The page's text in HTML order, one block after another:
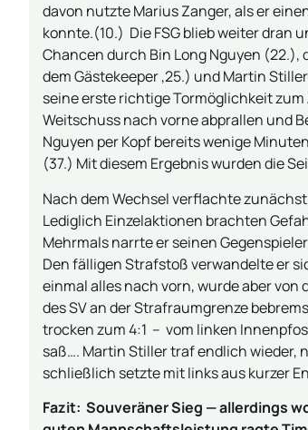
davon nutzte Marius Zanger, als er
konnte.(10.) Die FSG blieb weiter dran
Chancen durch Bin Long Nguyen
dem Gästekeeper ,25.) und Martin
seine erste richtige Tormöglichkeit
Weitschuss nach vorne abprallen und
Nguyen per Kopf bereits wenige
(37.) Mit diesem Ergebnis wurden die
Nach dem Wechsel verflachte
Lediglich Einzelaktionen brachten
Mehrmals narrte er seinen
Den fälligen Strafstoß verwandelte er
einmal alles nach vorn, wurde aber von
des SV an der Strafraumgrenze
trocken zum 4:1 – vom linken
saß…. Martin Stiller traf endlich wieder,
schließlich setzte mit links aus kurzer
Fazit: Souveräner Sieg — allerdings